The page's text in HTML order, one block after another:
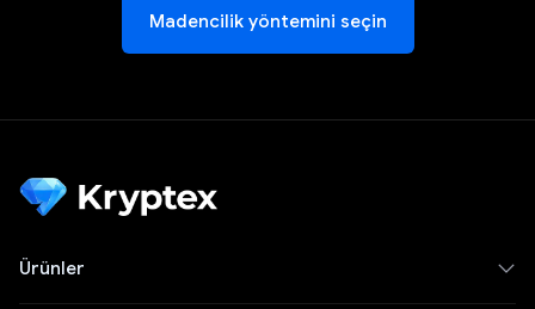
Madencilik yöntemini seçin
Ürünler